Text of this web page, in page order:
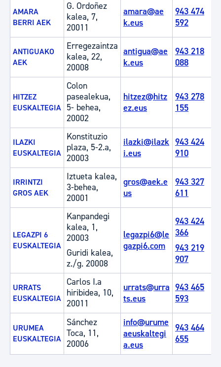
AMARA
BERRI AEK
G. Ordoñez
kalea, 7,
20011
amara@ae
k.eus
943 474
592
ANTIGUAKO
AEK
Erregezaintza
kalea, 22,
20008
antigua@ae
k.eus
943 218
088
HITZEZ
EUSKALTEGIA
Colon
pasealekua,
5- behea,
20002
hitzez@hitz
ez.eus
943 278
155
ILAZKI
EUSKALTEGIA
Konstituzio
plaza, 5-2.a,
20003
ilazki@ilazk
i.eus
943 424
910
IRRINTZI
GROS AEK
Iztueta kalea,
3-behea,
20001
gros@aek.e
us
943 327
611
LEGAZPI 6
EUSKALTEGIA
Kanpandegi
kalea, 1,
20003
Guridi kalea,
z./g. 20008
legazpi6@le
gazpi6.com
943 424
366
943 219
907
URRATS
EUSKALTEGIA
Carlos I.a
hiribidea, 10,
20011
urrats@urra
ts.eus
943 465
593
URUMEA
EUSKALTEGIA
Sánchez
Toca, 11,
20006
info@urume
aeuskaltegi
a.eus
943 464
655